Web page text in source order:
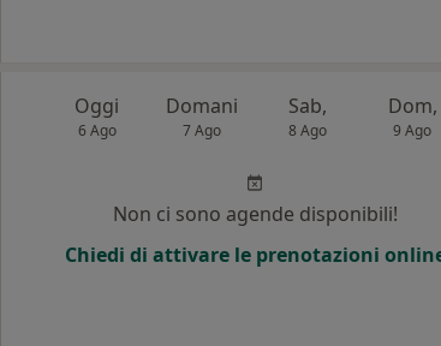
Oggi
6 Ago
Domani
7 Ago
Sab,
8 Ago
Dom,
9 Ago
Non ci sono agende disponibili!
Chiedi di attivare le prenotazioni